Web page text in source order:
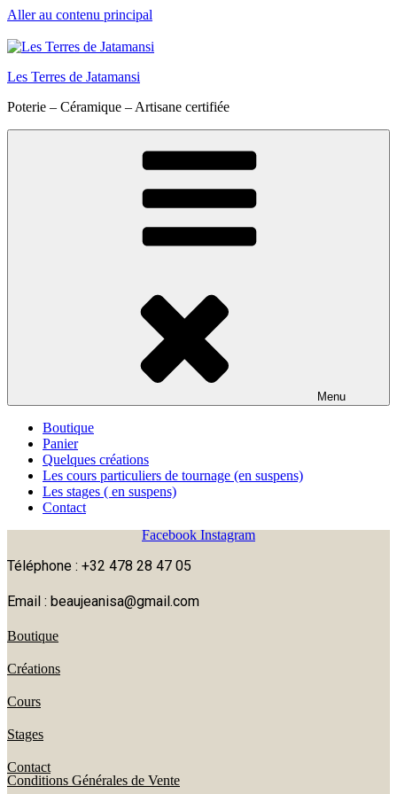
Aller au contenu principal
Les Terres de Jatamansi
Poterie – Céramique – Artisane certifiée
Menu
Boutique
Panier
Quelques créations
Les cours particuliers de tournage (en suspens)
Les stages ( en suspens)
Contact
Facebook Instagram
Téléphone : +32 478 28 47 05
Email : beaujeanisa@gmail.com
Boutique
Créations
Cours
Stages
Contact
Conditions Générales de Vente